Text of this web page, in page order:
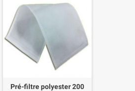
Pré-filtre polyester 200